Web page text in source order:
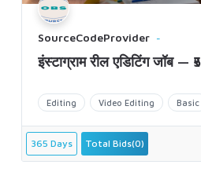
SourceCodeProvider
Editing Video Editing Basic
इंस्टाग्राम रील एडिटिंग जॉब —
365 Days Total Bids(0)